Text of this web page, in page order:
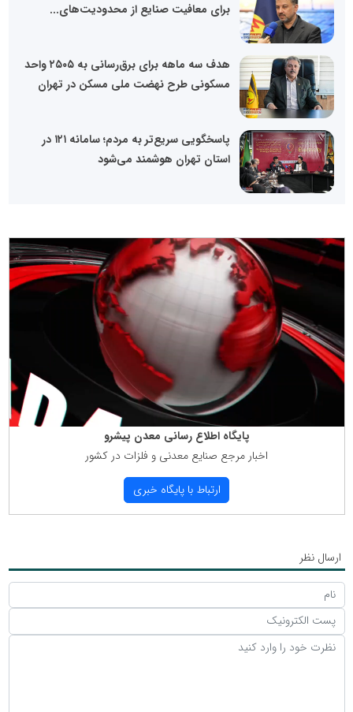
برای معافیت صنایع از محدودیت‌های...
هدف سه ماهه برای برق‌رسانی به ۲۵۰۵ واحد
مسکونی طرح نهضت ملی مسکن در تهران
پاسخگویی سریع‌تر به مردم؛ سامانه ۱۲۱ در
استان تهران هوشمند می‌شود
پایگاه اطلاع رسانی معدن پیشرو
اخبار مرجع صنایع معدنی و فلزات در كشور
ارتباط با پایگاه خبری
ارسال نظر